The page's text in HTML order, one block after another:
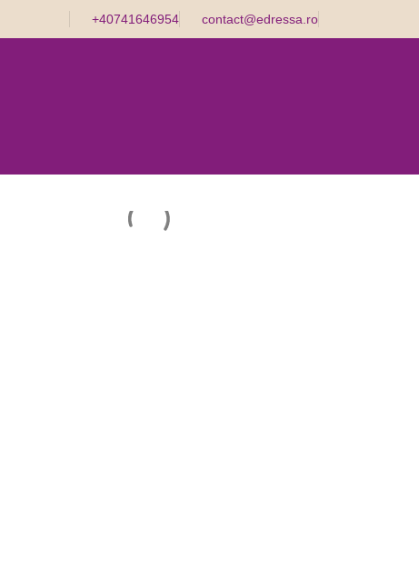
+40741646954 contact@edressa.ro